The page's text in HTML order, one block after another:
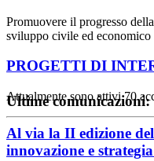
Promuovere il progresso
sviluppo civile ed economico
PROGETTI DI
Attualmente sono attivi 70
Ultime comunicazioni:
Al via la II edizione
innovazione e